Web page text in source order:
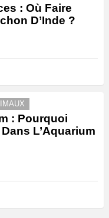
: Où Faire
D’Inde ?
: Pourquoi
L’Aquarium